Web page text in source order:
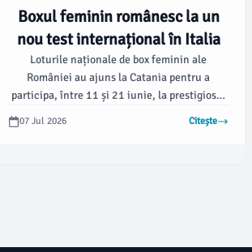
Boxul feminin românesc la un
nou test internațional în Italia
Loturile naționale de box feminin ale
României au ajuns la Catania pentru a
participa, între 11 și 21 iunie, la prestigiosul
International Training Camp & Mediterranean
Tournament. Conform damboviteanul.com,
07 Jul 2026 Citește